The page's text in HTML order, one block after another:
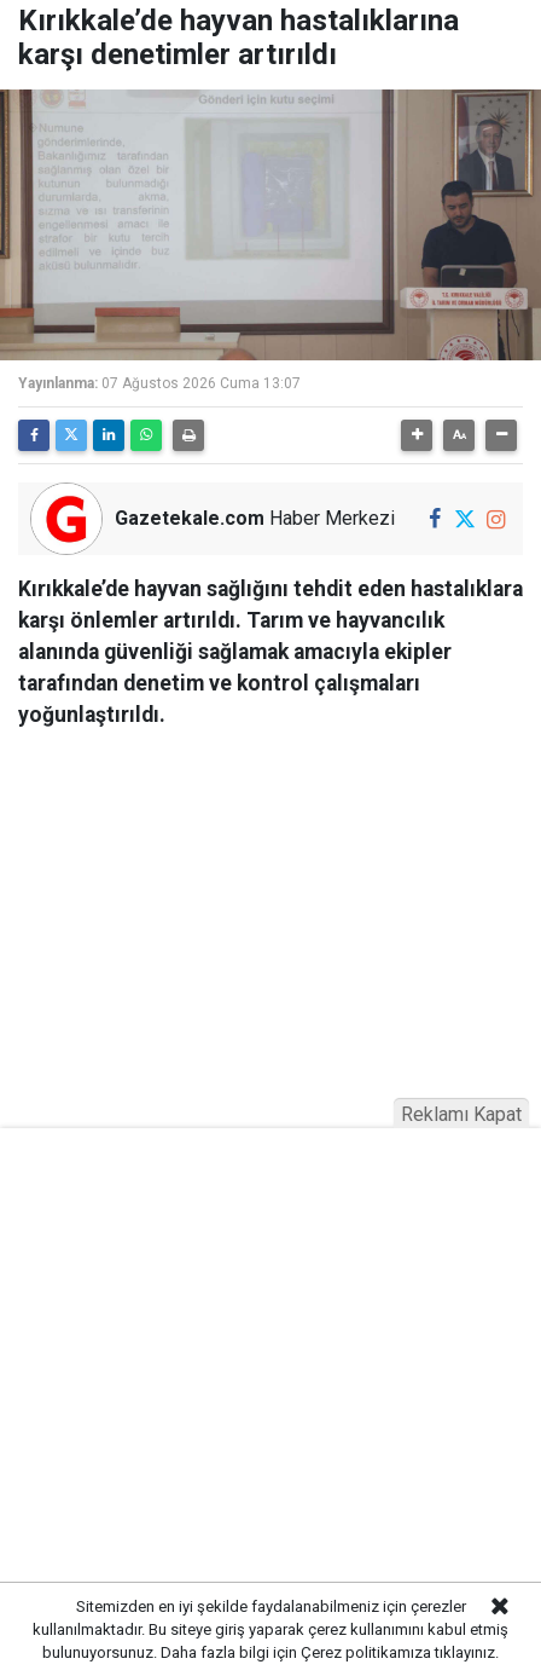
Kırıkkale’de hayvan hastalıklarına
karşı denetimler artırıldı
Yayınlanma: 07 Ağustos 2026 Cuma 13:07
Gazetekale.com Haber Merkezi
Kırıkkale’de hayvan sağlığını tehdit eden hastalıklara
karşı önlemler artırıldı. Tarım ve hayvancılık
alanında güvenliği sağlamak amacıyla ekipler
tarafından denetim ve kontrol çalışmaları
yoğunlaştırıldı.
Yürütülen çalışmalar kapsamında işletmelerde sağlık
kontrolleri gerçekleştirilirken, yetiştiricilere
Sitemizden en iyi şekilde faydalanabilmeniz için çerezler
kullanılmaktadır. Bu siteye giriş yaparak çerez kullanımını kabul etmiş
bulunuyorsunuz. Daha fazla bilgi için Çerez politikamıza tıklayınız.
Reklamı Kapat